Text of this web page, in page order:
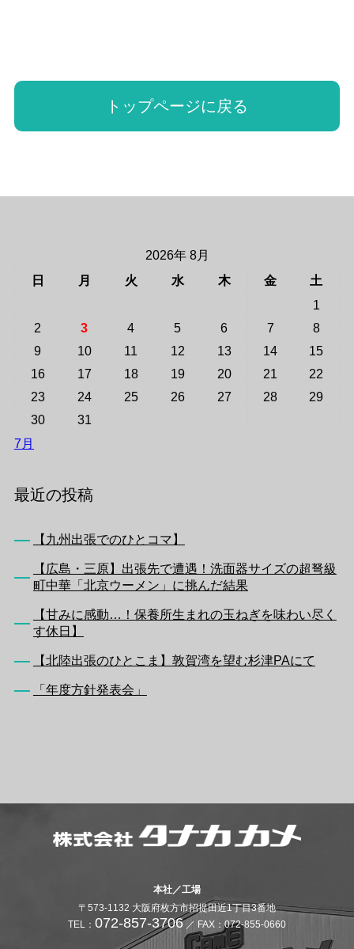
トップページに戻る
2026年 8月
日
月 火 水 木 金
土
1
2
3 4 5 6 7
8
9
10 11 12 13 14
15
16
17 18 19 20 21
22
23
24 25 26 27 28
29
30
31
7月
最近の投稿
【九州出張でのひとコマ】
【広島・三原】出張先で遭遇！洗面器サイズの超弩級
町中華「北京ウーメン」に挑んだ結果
【甘みに感動…！保養所生まれの玉ねぎを味わい尽く
す休日】
【北陸出張のひとこま】敦賀湾を望む杉津PAにて
「年度方針発表会」
本社／工場
〒573-1132 大阪府枚方市招提田近1丁目3番地
TEL： 072-857-3706／ FAX：072-855-0660